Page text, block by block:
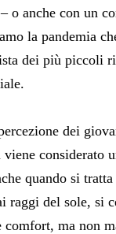
o anche con un
la pandemia
dei più piccoli
dei
viene considerato
quando si
raggi del sole, si
ma non